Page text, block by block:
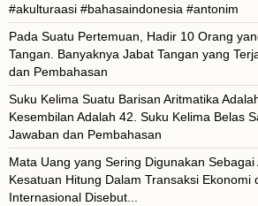
#akulturaasi #bahasaindonesia #antonim
Pada Suatu Pertemuan, Hadir 10 Orang
Tangan. Banyaknya Jabat Tangan yang
dan Pembahasan
Suku Kelima Suatu Barisan Aritmatika
Kesembilan Adalah 42. Suku Kelima Belas
Jawaban dan Pembahasan
Mata Uang yang Sering Digunakan
Kesatuan Hitung Dalam Transaksi Ekonomi
Internasional Disebut...